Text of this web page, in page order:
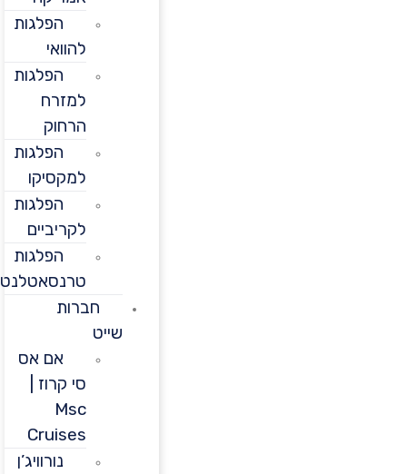
הפלגות
הפלגות
למזרח
הרחוק
הפלגות
למקסיקו
הפלגות
לקריביים
הפלגות
טרנסאטלנטיות
חברות
אם אס
סי קרוז |
Cruises
נורוויג’ן